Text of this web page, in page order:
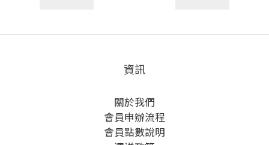
資訊
關於我們
會員申辦流程
會員點數說明